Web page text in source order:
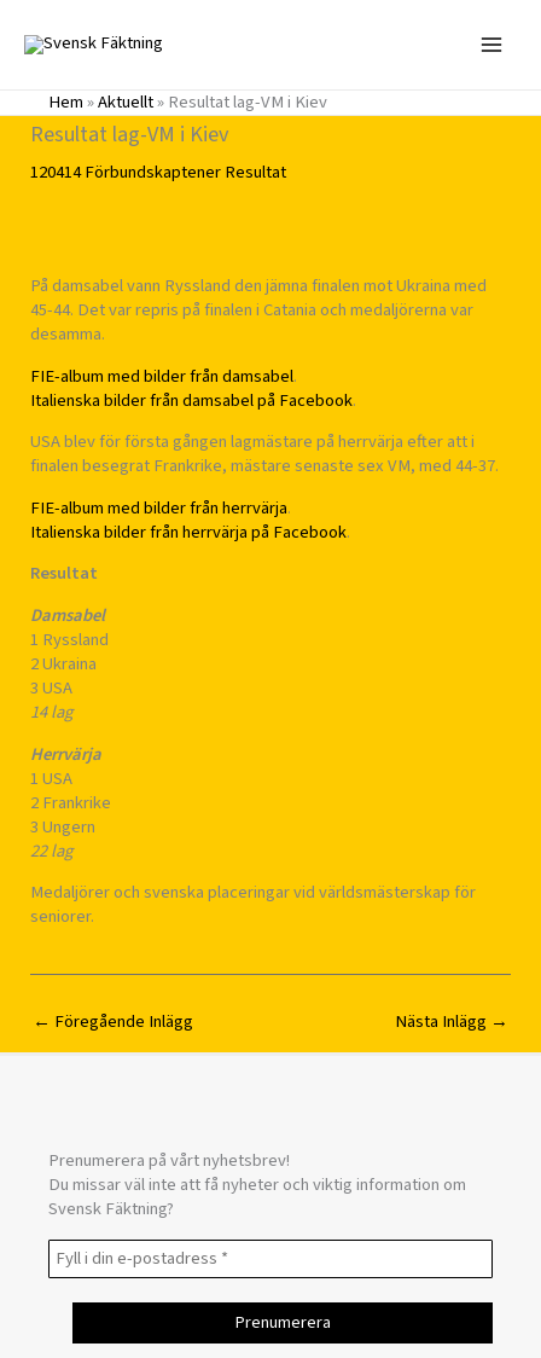
innehåll
Hem»Aktuellt»Resultat lag-VM i Kiev
Resultat lag-VM i Kiev
120414FörbundskaptenerResultat
På damsabel vann Ryssland den jämna finalen mot Ukraina med
45-44. Det var repris på finalen i Catania och medaljörerna var
desamma.
FIE-album med bilder från damsabel.
Italienska bilder från damsabel på Facebook.
USA blev för första gången lagmästare på herrvärja efter att i
finalen besegrat Frankrike, mästare senaste sex VM, med 44-37.
FIE-album med bilder från herrvärja.
Italienska bilder från herrvärja på Facebook.
Resultat
Damsabel
1 Ryssland
2 Ukraina
3 USA
14 lag
Herrvärja
1 USA
2 Frankrike
3 Ungern
22 lag
Medaljörer och svenska placeringar vid världsmästerskap för
seniorer.
← Föregående Inlägg Nästa Inlägg →
Prenumerera på vårt nyhetsbrev!
Du missar väl inte att få nyheter och viktig information om
Svensk Fäktning?